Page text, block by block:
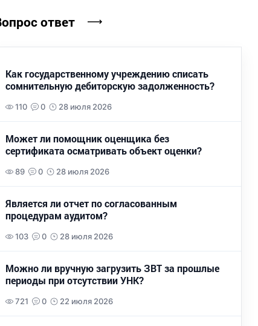
ответ
Как государственному учреждению списать
сомнительную дебиторскую задолженность?
110 0 28 июля 2026
Может ли помощник оценщика без
сертификата осматривать объект оценки?
89 0 28 июля 2026
Является ли отчет по согласованным
процедурам аудитом?
103 0 28 июля 2026
Можно ли вручную загрузить ЗВТ за прошлые
периоды при отсутствии УНК?
721 0 22 июля 2026